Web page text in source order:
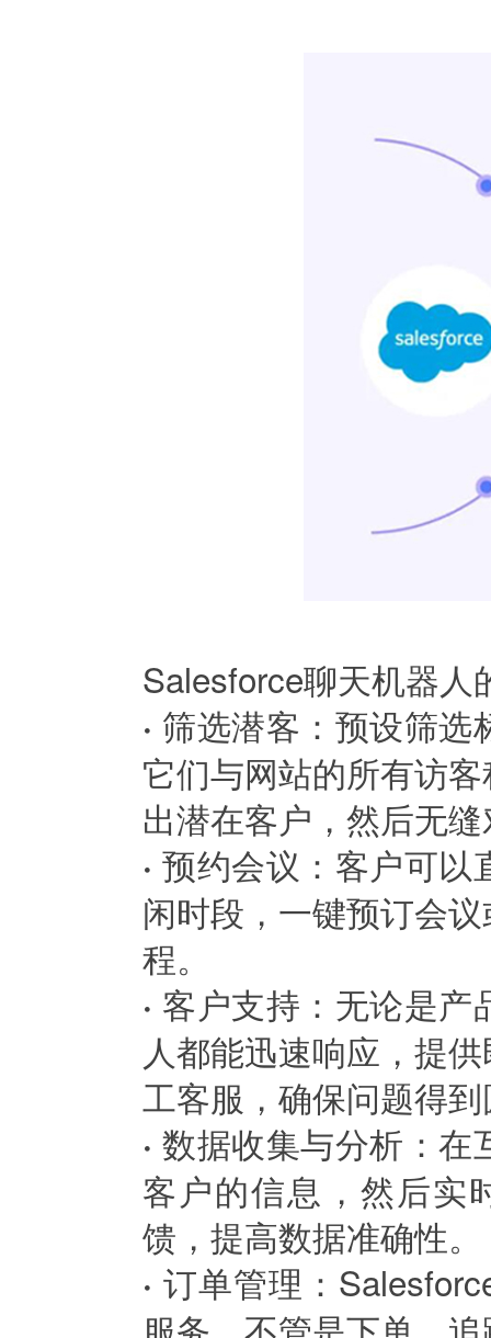
Salesforce聊天机器人
· 筛选潜客：预设筛选
它们与网站的所有访
出潜在客户，然后无
·预约会议：客户可以
闲时段，一键预订会
程。
· 客户支持：无论是产
人都能迅速响应，提
工客服，确保问题得
·数据收集与分析：在
客户的信息，然后实
馈，提高数据准确性。
· 订单管理：